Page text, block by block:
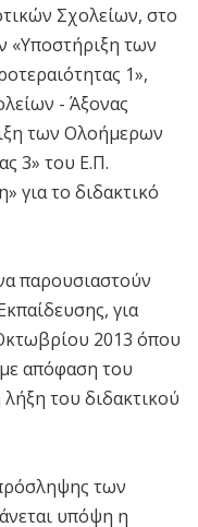
Σχολείων, στο
«Υποστήριξη των
1»,
- Άξονας
των Ολοήμερων
3» του Ε.Π.
για το διδακτικό
παρουσιαστούν
για
2013 όπου
απόφαση του
του διδακτικού
των
υπόψη η